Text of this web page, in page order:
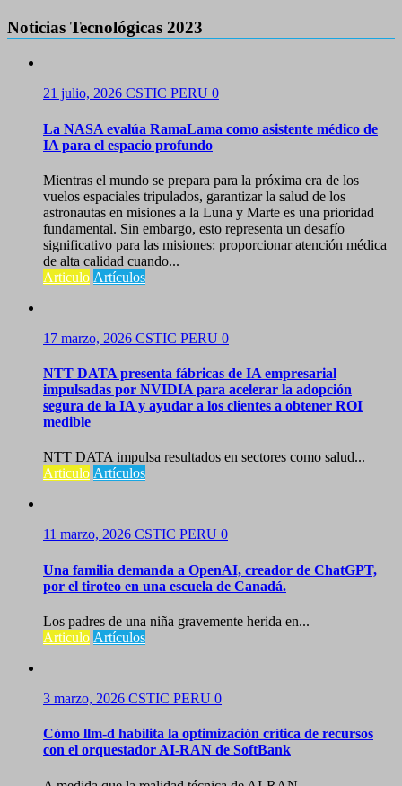
Noticias Tecnológicas 2023
21 julio, 2026 CSTIC PERU 0
La NASA evalúa RamaLama como asistente médico de
IA para el espacio profundo
Mientras el mundo se prepara para la próxima era de los
vuelos espaciales tripulados, garantizar la salud de los
astronautas en misiones a la Luna y Marte es una prioridad
fundamental. Sin embargo, esto representa un desafío
significativo para las misiones: proporcionar atención médica
de alta calidad cuando...
Articulo Artículos
17 marzo, 2026 CSTIC PERU 0
NTT DATA presenta fábricas de IA empresarial
impulsadas por NVIDIA para acelerar la adopción
segura de la IA y ayudar a los clientes a obtener ROI
medible
NTT DATA impulsa resultados en sectores como salud...
Articulo Artículos
11 marzo, 2026 CSTIC PERU 0
Una familia demanda a OpenAI, creador de ChatGPT,
por el tiroteo en una escuela de Canadá.
Los padres de una niña gravemente herida en...
Articulo Artículos
3 marzo, 2026 CSTIC PERU 0
Cómo llm-d habilita la optimización crítica de recursos
con el orquestador AI-RAN de SoftBank